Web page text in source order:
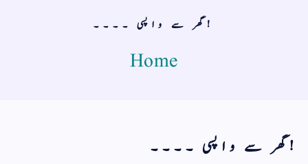
اک نسخہ کیمیا ساتھ لایا
!گھر سے واپسی ۔۔۔۔
Home
!گھر سے واپسی ۔۔۔۔